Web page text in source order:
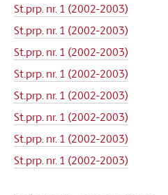
St.prp. nr. 1 (2002-2003)
St.prp. nr. 1 (2002-2003)
St.prp. nr. 1 (2002-2003)
St.prp. nr. 1 (2002-2003)
St.prp. nr. 1 (2002-2003)
St.prp. nr. 1 (2002-2003)
St.prp. nr. 1 (2002-2003)
St.prp. nr. 1 (2002-2003)